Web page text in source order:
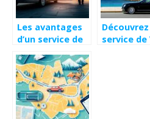
Les avantages
d’un service de
de luxe pour vos
déplacements
professionnels
service de